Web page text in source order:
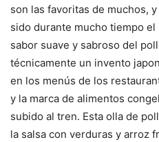
son las favoritas de muchos,
sido durante mucho tiempo
sabor suave y sabroso del
técnicamente un invento
en los menús de los
y la marca de alimentos
subido al tren. Esta olla de
la salsa con verduras y arroz